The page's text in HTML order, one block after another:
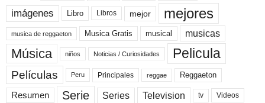
imágenes Libro Libros mejor mejores
musica de reggaeton Musica Gratis musical musicas
Música niños Noticias / Curiosidades Pelicula
Películas Peru Principales reggae Reggaeton
Resumen Serie Series Television tv Videos